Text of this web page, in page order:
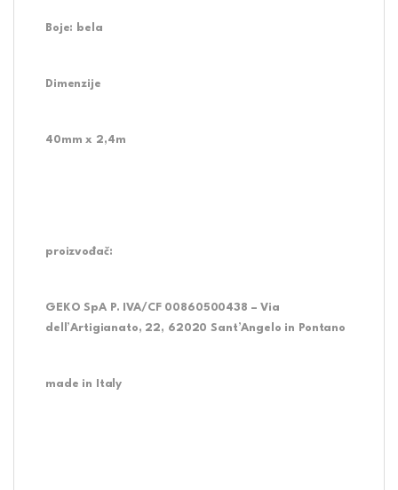
Boje: bela
Dimenzije
40mm x 2,4m
proizvođač:
GEKO SpA P. IVA/CF 00860500438 – Via
dell’Artigianato, 22, 62020 Sant’Angelo in Pontano
made in Italy